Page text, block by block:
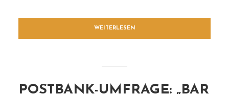
WEITERLESEN
POSTBANK-UMFRAGE: „BAR